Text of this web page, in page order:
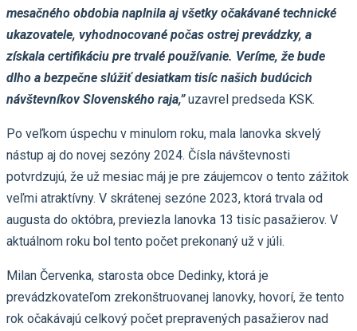
mesačného obdobia naplnila aj všetky očakávané technické
ukazovatele, vyhodnocované počas ostrej prevádzky, a
získala certifikáciu pre trvalé používanie. Veríme, že bude
dlho a bezpečne slúžiť desiatkam tisíc našich budúcich
návštevníkov Slovenského raja,”uzavrel predseda KSK.
Po veľkom úspechu v minulom roku, mala lanovka skvelý
nástup aj do novej sezóny 2024. Čísla návštevnosti
potvrdzujú, že už mesiac máj je pre záujemcov o tento zážitok
veľmi atraktívny. V skrátenej sezóne 2023, ktorá trvala od
augusta do októbra, previezla lanovka 13 tisíc pasažierov. V
aktuálnom roku bol tento počet prekonaný už v júli.
Milan Červenka, starosta obce Dedinky, ktorá je
prevádzkovateľom zrekonštruovanej lanovky, hovorí, že tento
rok očakávajú celkový počet prepravených pasažierov nad